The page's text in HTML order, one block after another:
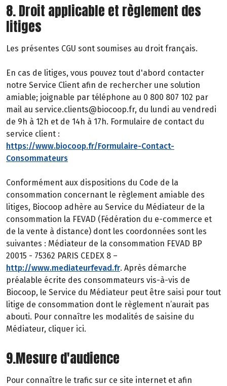
8. Droit applicable et règlement des
litiges
Les présentes CGU sont soumises au droit français.
En cas de litiges, vous pouvez tout d'abord contacter
notre Service Client afin de rechercher une solution
amiable; joignable par téléphone au 0 800 807 102 par
mail au service.clients@biocoop.fr, du lundi au vendredi
de 9h à 12h et de 14h à 17h. Formulaire de contact du
service client :
https://www.biocoop.fr/Formulaire-Contact-
Consommateurs
Conformément aux dispositions du Code de la
consommation concernant le règlement amiable des
litiges, Biocoop adhère au Service du Médiateur de la
consommation la FEVAD (Fédération du e-commerce et
de la vente à distance) dont les coordonnées sont les
suivantes : Médiateur de la consommation FEVAD BP
20015 - 75362 PARIS CEDEX 8 –
http://www.mediateurfevad.fr. Après démarche
préalable écrite des consommateurs vis-à-vis de
Biocoop, le Service du Médiateur peut être saisi pour tout
litige de consommation dont le règlement n’aurait pas
abouti. Pour connaître les modalités de saisine du
Médiateur, cliquer ici.
9.Mesure d'audience
Pour connaître le trafic sur ce site internet et afin